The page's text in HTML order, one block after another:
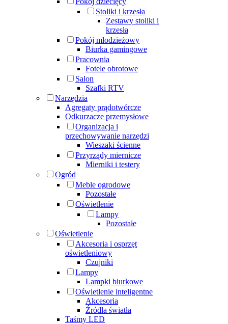
Stoliki i krzesła
Zestawy stoliki i
krzesła
Pokój młodzieżowy
Biurka gamingowe
Pracownia
Fotele obrotowe
Salon
Szafki RTV
Narzędzia
Agregaty prądotwórcze
Odkurzacze przemysłowe
Organizacja i
przechowywanie narzędzi
Wieszaki ścienne
Przyrządy miernicze
Mierniki i testery
Ogród
Meble ogrodowe
Pozostałe
Oświetlenie
Lampy
Pozostałe
Oświetlenie
Akcesoria i osprzęt
oświetleniowy
Czujniki
Lampy
Lampki biurkowe
Oświetlenie inteligentne
Akcesoria
Źródła światła
Taśmy LED